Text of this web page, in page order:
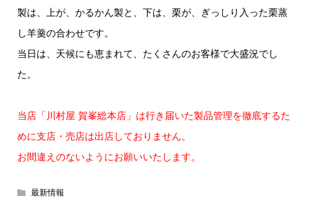
製は、上が、かるかん製と、下は、栗が、ぎっしり入った栗蒸
し羊羹の合わせです。
当日は、天候にも恵まれて、たくさんのお客様で大盛況でし
た。
当店「川村屋 賀峯総本店」は行き届いた製品管理を徹底するた
めに支店・売店は出店しておりません。
お間違えのないようにお願いいたします。
最新情報